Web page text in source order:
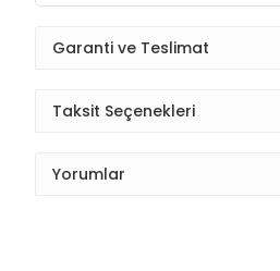
Garanti ve Teslimat
Taksit Seçenekleri
Yorumlar